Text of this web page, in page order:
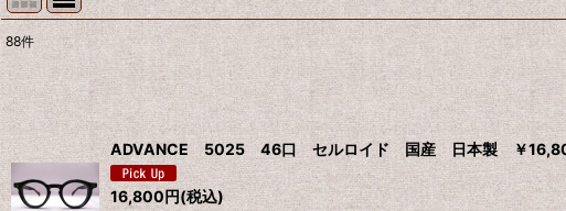
表示数
並び順:
88件
ADVANCE 5025 46口 セルロイド 国産 日本製 ￥
16,800円(税込)